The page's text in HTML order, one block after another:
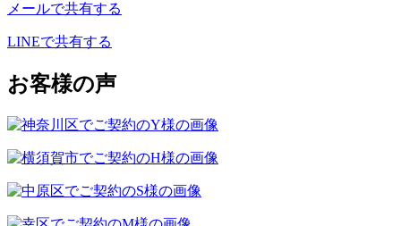
メールで共有する
LINEで共有する
お客様の声